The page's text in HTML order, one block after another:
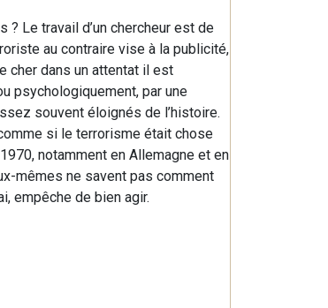
Le travail d’un chercheur est de
au contraire vise à la publicité,
cher dans un attentat il est
psychologiquement, par une
souvent éloignés de l’histoire.
si le terrorisme était chose
notamment en Allemagne et en
mêmes ne savent pas comment
empêche de bien agir.